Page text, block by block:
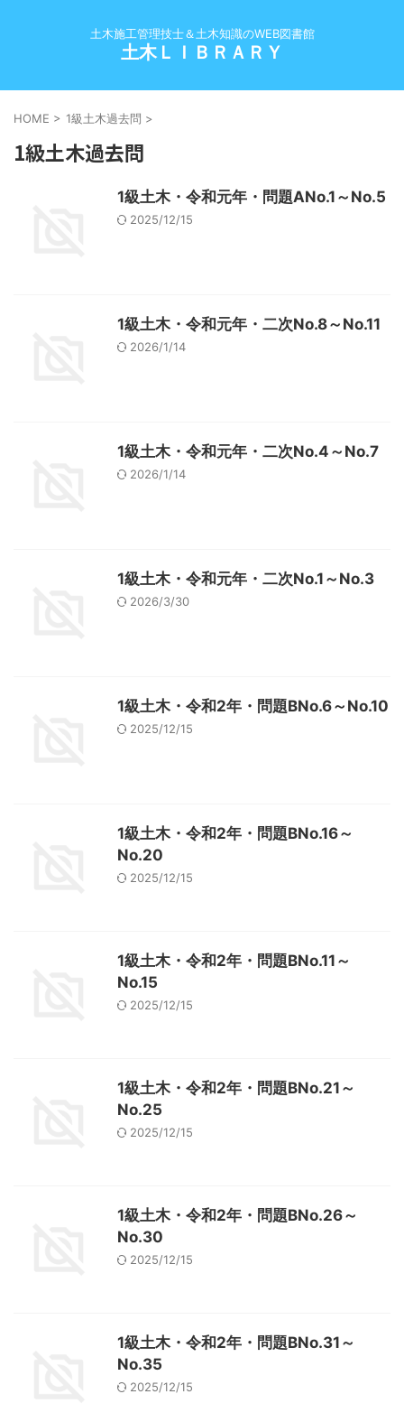
土木施工管理技士＆土木知識のWEB図書館
土木ＬＩＢＲＡＲＹ
HOME > 1級土木過去問 >
1級土木過去問
1級土木・令和元年・問題ANo.1～No.5
2025/12/15
1級土木・令和元年・二次No.8～No.11
2026/1/14
1級土木・令和元年・二次No.4～No.7
2026/1/14
1級土木・令和元年・二次No.1～No.3
2026/3/30
1級土木・令和2年・問題BNo.6～No.10
2025/12/15
1級土木・令和2年・問題BNo.16～
No.20
2025/12/15
1級土木・令和2年・問題BNo.11～
No.15
2025/12/15
1級土木・令和2年・問題BNo.21～
No.25
2025/12/15
1級土木・令和2年・問題BNo.26～
No.30
2025/12/15
1級土木・令和2年・問題BNo.31～
No.35
2025/12/15